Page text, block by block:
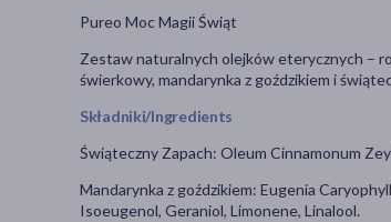
Pureo Moc Magii Świąt
Zestaw naturalnych olejków eterycznych –
świerkowy, mandarynka z goździkiem i
Składniki/Ingredients
Świąteczny Zapach: Oleum Cinnamonum
Mandarynka z goździkiem: Eugenia
Isoeugenol, Geraniol, Limonene, Linalool.